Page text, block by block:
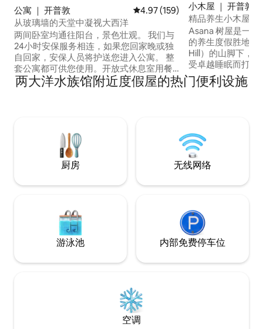
公寓 ｜ 开普敦 平均评分 4.97 分（满分 5 分），
4.97 (159)
从玻璃墙的天堂中凝视大西洋
两间卧室均通往阳台，景色壮观。 我们与
24小时安保服务相连，如果您回家晚或独
自回家，安保人员将护送您进入公寓。 整
套公寓都可供您使用。开放式休息室用餐
厨房和两个套房卫生间、入口区和露台。
我是一名艺术家，因此我的工作室（公寓
一。阁楼距离高端海滨餐厅仅几步之遥。
在炎热的日子，前往桑德斯岩潮池
（Saunders 'Rock Tidal Pool）畅游一番。
很遗憾，我们只有街头停车位，但我们距
离MyCiti公交车站100米，我们发现大多数
我们也可以安排。 请注意，在您入住前，
我们会在露台上添加额外的户外家具。 所
有房间都有空调
小木屋 ｜ 开普敦
精品养生小木屋
水浴缸。
Asana 树屋是一
的养生度假胜地，
Hill）的山脚下，
受卓越睡眠而打造。 这间精品小木屋
景美景与全套私人
合，包括桑拿房
距离克鲁夫街（
程，却是一个与之
两大洋水族馆附近度假屋的热门便利设施
厨房 无线网络
游泳池 内部免费停车位
空调